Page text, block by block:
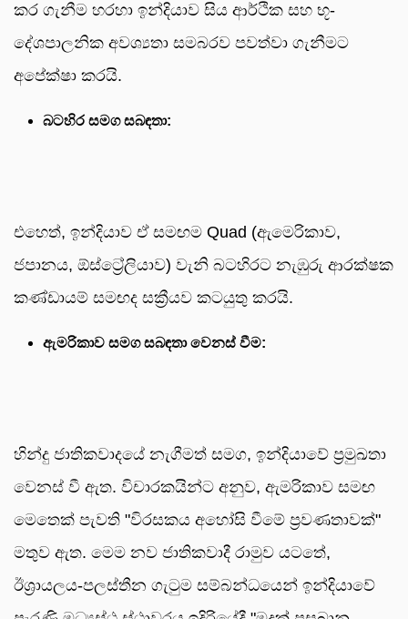
කර ගැනීම හරහා ඉන්දියාව සිය ආර්ථික සහ භූ-
දේශපාලනික අවශ්‍යතා සමබරව පවත්වා ගැනීමට
අපේක්ෂා කරයි.
බටහිර සමග සබඳතා:
එහෙත්, ඉන්දියාව ඒ සමඟම Quad (ඇමෙරිකාව,
ජපානය, ඕස්ට්‍රේලියාව) වැනි බටහිරට නැඹුරු ආරක්ෂක
කණ්ඩායම් සමඟද සක්‍රීයව කටයුතු කරයි.
ඇමරිකාව සමග සබඳතා වෙනස් වීම:
හින්දු ජාතිකවාදයේ නැගීමත් සමග, ඉන්දියාවේ ප්‍රමුඛතා
වෙනස් වී ඇත. විචාරකයින්ට අනුව, ඇමරිකාව සමඟ
මෙතෙක් පැවති "විරසකය අහෝසි වීමේ ප්‍රවණතාවක්"
මතුව ඇත. මෙම නව ජාතිකවාදී රාමුව යටතේ,
ඊශ්‍රායලය-පලස්තීන ගැටුම සම්බන්ධයෙන් ඉන්දියාවේ